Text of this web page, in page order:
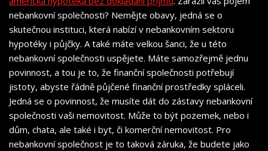
nebankovní společnosti? Nemějte obavy, jedná se o
skutečnou instituci, která nabízí v nebankovním sektoru
hypotéky i půjčky. A také máte velkou šanci, že u této
nebankovní společnosti uspějete. Máte samozřejmě jednu
povinnost, a tou je to, že finanční společnosti potřebují
jistoty, abyste řádně půjčené finanční prostředky spláceli.
Jedná se o povinnost, že musíte dát do zástavy nebankovní
společnosti vaši nemovitost. Může to být pozemek, nebo i
dům, chata, ale také i byt, či komerční nemovitost. Pro
nebankovní společnost je to taková záruka, že budete jako